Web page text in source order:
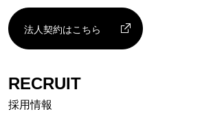
法人契約はこちら
RECRUIT
採用情報